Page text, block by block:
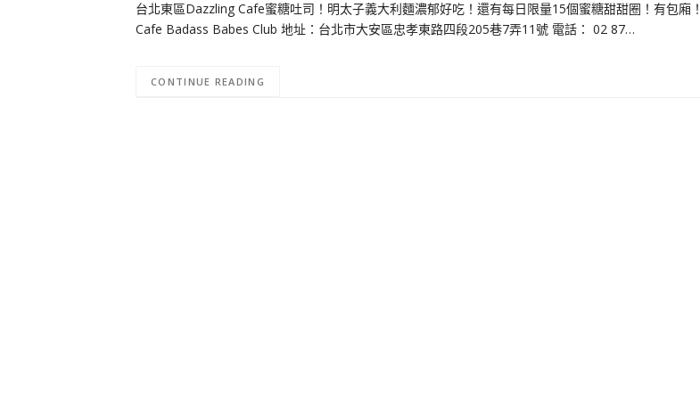
台北東區Dazzling Cafe蜜糖吐司！明太子義大利麵濃郁好吃！還有每日限量15個蜜糖甜甜圈！有包廂
Cafe Badass Babes Club 地址：台北市大安區忠孝東路四段205巷7弄11號 電話： 02 87…
CONTINUE READING